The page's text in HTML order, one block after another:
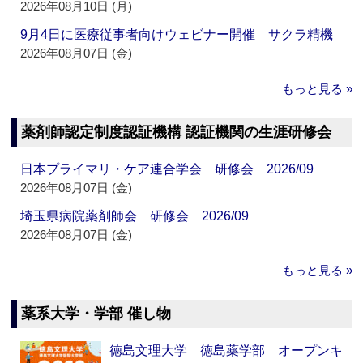
2026年08月10日 (月)
9月4日に医療従事者向けウェビナー開催 サクラ精機
2026年08月07日 (金)
もっと見る »
薬剤師認定制度認証機構 認証機関の生涯研修会
日本プライマリ・ケア連合学会 研修会 2026/09
2026年08月07日 (金)
埼玉県病院薬剤師会 研修会 2026/09
2026年08月07日 (金)
もっと見る »
薬系大学・学部 催し物
徳島文理大学 徳島薬学部 オープンキ